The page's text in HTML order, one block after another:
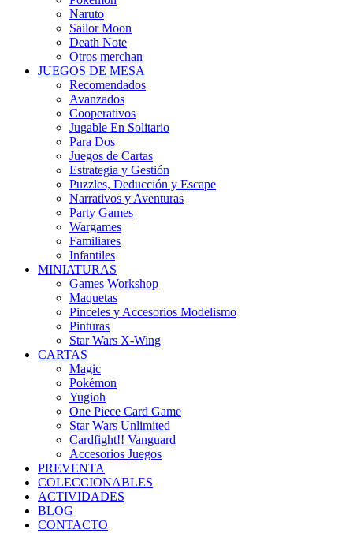
Naruto
Sailor Moon
Death Note
Otros merchan
JUEGOS DE MESA
Recomendados
Avanzados
Cooperativos
Jugable En Solitario
Para Dos
Juegos de Cartas
Estrategia y Gestión
Puzzles, Deducción y Escape
Narrativos y Aventuras
Party Games
Wargames
Familiares
Infantiles
MINIATURAS
Games Workshop
Maquetas
Pinceles y Accesorios Modelismo
Pinturas
Star Wars X-Wing
CARTAS
Magic
Pokémon
Yugioh
One Piece Card Game
Star Wars Unlimited
Cardfight!! Vanguard
Accesorios Juegos
PREVENTA
COLECCIONABLES
ACTIVIDADES
BLOG
CONTACTO